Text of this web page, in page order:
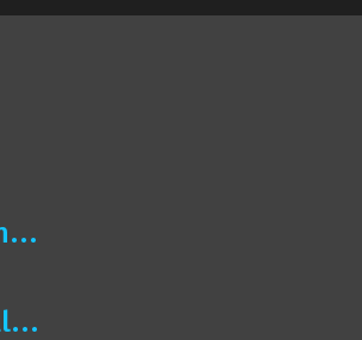
Article du Dauphiné Libéré VTM du 13 juin 2026
Séjour du CRV à Gilette